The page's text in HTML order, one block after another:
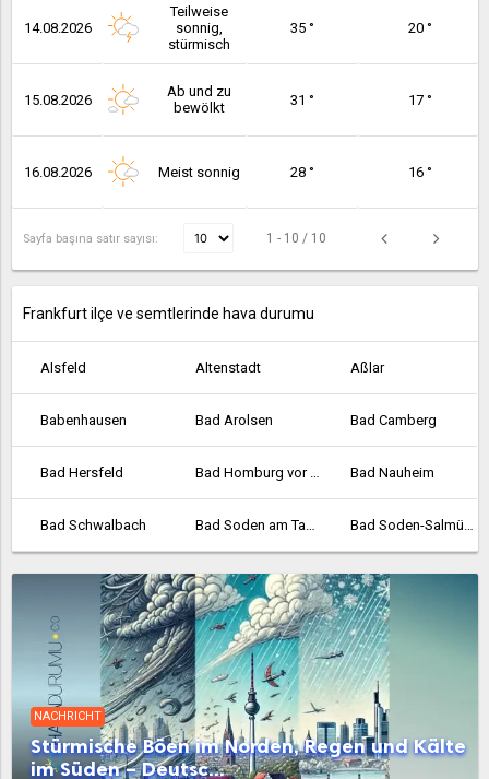
14.08.2026
Teilweise
sonnig,
stürmisch
35 ° 20 °
15.08.2026
Ab und zu
bewölkt
31 ° 17 °
16.08.2026 Meist sonnig 28 ° 16 °
Sayfa başına satır sayısı: 1 - 10 / 10
Frankfurt ilçe ve semtlerinde hava durumu
Alsfeld Altenstadt Aßlar
Babenhausen Bad Arolsen Bad Camberg
Bad Hersfeld Bad Homburg vor der Höhe Bad Nauheim
Bad Schwalbach Bad Soden am Taunus Bad Soden-Salmünster
Bad Vilbel Bad Wildungen Baunatal
Bebra Bensheim Biedenkopf
Bischofsheim Bockenheim Borken
Bornheim Braunfels Bruchköbel
NACHRICHT
Stürmische Böen im Norden, Regen und Kälte
im Süden – Deutsc...